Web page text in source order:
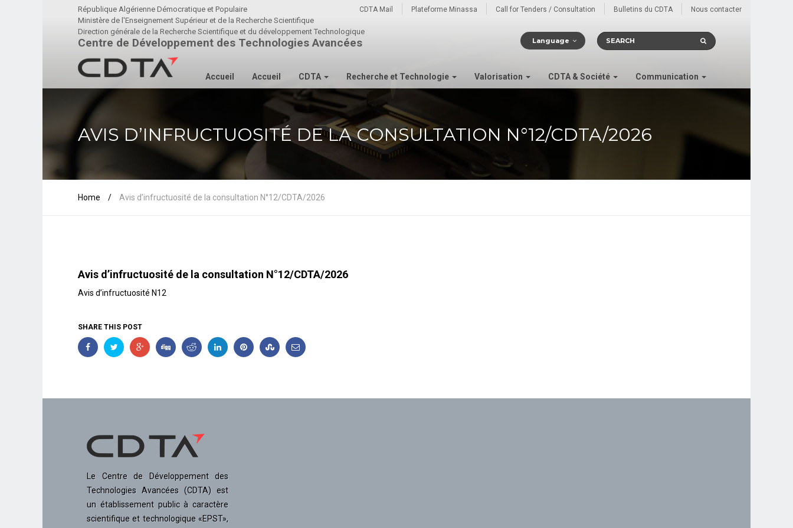
Nous contacter
Bulletins du CDTA
Call for Tenders / Consultation
Plateforme Minassa
CDTA Mail
Language
République Algérienne Démocratique et Populaire
Ministère de l'Enseignement Supérieur et de la Recherche Scientifique
Direction générale de la Recherche Scientifique et du développement Technologique
Centre de Développement des Technologies Avancées
Accueil Accueil CDTA Recherche et Technologie Valorisation CDTA & Société Communication
AVIS D’INFRUCTUOSITÉ DE LA CONSULTATION N°12/CDTA/2026
Home / Avis d’infructuosité de la consultation N°12/CDTA/2026
Avis d’infructuosité de la consultation N°12/CDTA/2026
Avis d’infructuosité N12
SHARE THIS POST
Le Centre de Développement des
Technologies Avancées (CDTA) est
un établissement public à caractère
scientifique et technologique «EPST»,